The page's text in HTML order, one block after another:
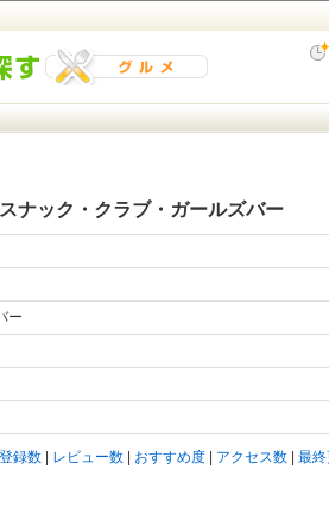
ナック・クラブ・ガールズバー
ー
最終
アクセス数
おすすめ度
レビュー数
録数